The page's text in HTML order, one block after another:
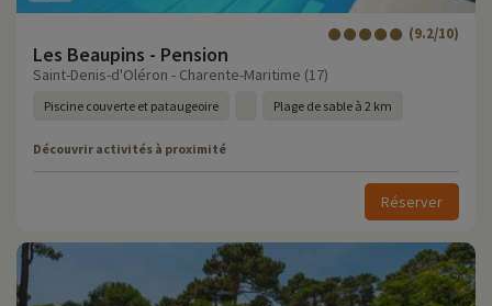
Les Beaupins - Pension
(9.2/10)
Saint-Denis-d'Oléron - Charente-Maritime (17)
Piscine couverte et pataugeoire Plage de sable à 2 km
Découvrir activités à proximité
Réserver